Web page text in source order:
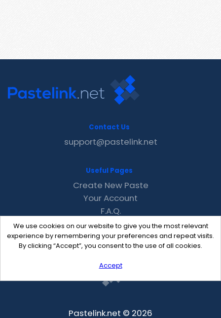
We use cookies on our website to give you the most relevant
experience by remembering your preferences and repeat visits.
By clicking “Accept”, you consent to the use of all cookies.
Accept
Contact Us
support@pastelink.net
Useful Pages
Create New Paste
Your Account
F.A.Q.
Recent
Contact
Pastelink.net © 2026